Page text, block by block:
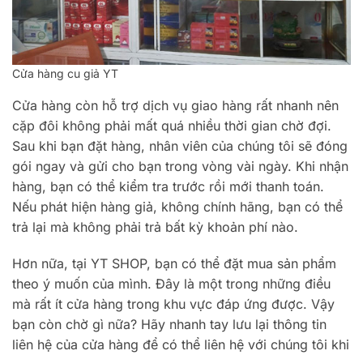
Cửa hàng cu giả YT
Cửa hàng còn hỗ trợ dịch vụ giao hàng rất nhanh nên
cặp đôi không phải mất quá nhiều thời gian chờ đợi.
Sau khi bạn đặt hàng, nhân viên của chúng tôi sẽ đóng
gói ngay và gửi cho bạn trong vòng vài ngày. Khi nhận
hàng, bạn có thể kiểm tra trước rồi mới thanh toán.
Nếu phát hiện hàng giả, không chính hãng, bạn có thể
trả lại mà không phải trả bất kỳ khoản phí nào.
Hơn nữa, tại YT SHOP, bạn có thể đặt mua sản phẩm
theo ý muốn của mình. Đây là một trong những điều
mà rất ít cửa hàng trong khu vực đáp ứng được. Vậy
bạn còn chờ gì nữa? Hãy nhanh tay lưu lại thông tin
liên hệ của cửa hàng để có thể liên hệ với chúng tôi khi